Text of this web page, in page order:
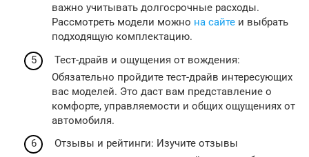
важно учитывать долгосрочные расходы.
Рассмотреть модели можно на сайте и выбрать
подходящую комплектацию.
Тест-драйв и ощущения от вождения:
Обязательно пройдите тест-драйв интересующих
вас моделей. Это даст вам представление о
комфорте, управляемости и общих ощущениях от
автомобиля.
Отзывы и рейтинги: Изучите отзывы